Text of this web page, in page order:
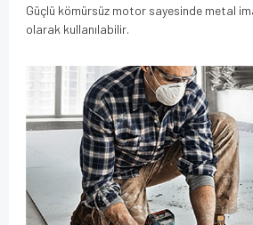
Güçlü kömürsüz motor sayesinde metal
olarak kullanılabilir.